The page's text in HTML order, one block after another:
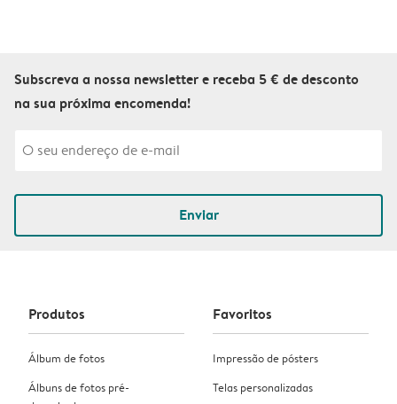
Subscreva a nossa newsletter e receba 5 € de desconto
na sua próxima encomenda!
Enviar
Produtos
Álbum de fotos
Álbuns de fotos pré-
Favoritos
Impressão de pósters
Telas personalizadas